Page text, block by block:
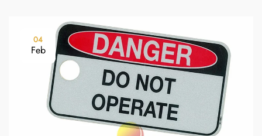
04
Feb